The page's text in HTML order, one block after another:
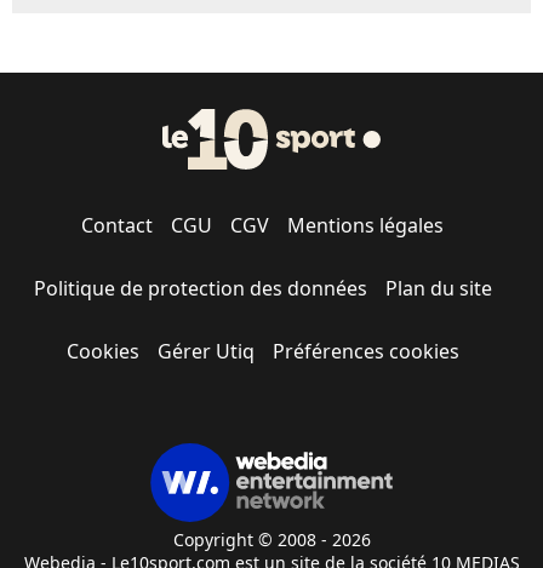
Contact CGU CGV Mentions légales
Politique de protection des données Plan du site
Cookies Gérer Utiq Préférences cookies
Copyright © 2008 - 2026
Webedia - Le10sport.com est un site de la société 10 MEDIAS